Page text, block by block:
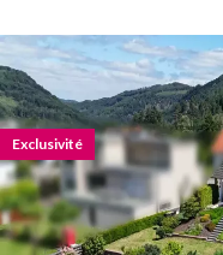
Exclusivité